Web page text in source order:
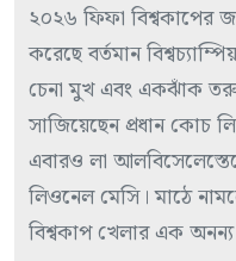
২০২৬ ফিফা বিশ্বকাপের
করেছে বর্তমান
চেনা মুখ এবং একঝাঁক
সাজিয়েছেন প্রধান কোচ
এবারও লা
লিওনেল মেসি। মাঠে
বিশ্বকাপ খেলার এক